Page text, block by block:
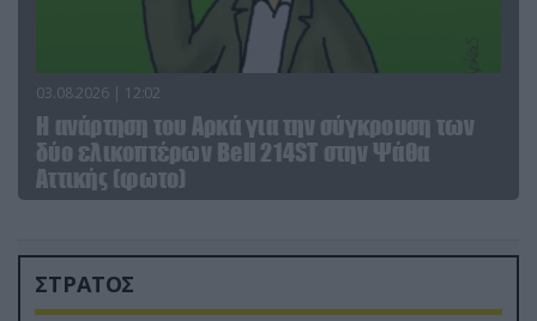
03.08.2026 | 12:02
Η ανάρτηση του Αρκά για την σύγκρουση των
δύο ελικοπτέρων Bell 214ST στην Ψάθα
Αττικής (φωτο)
ΣΤΡΑΤΟΣ